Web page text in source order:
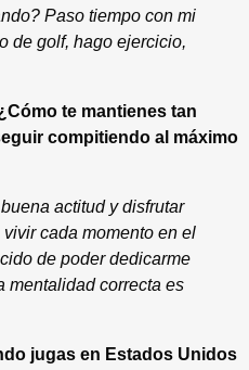
Paso tiempo con mi
de golf, hago ejercicio,
te mantienes tan
compitiendo al máximo
actitud y disfrutar
cada momento en el
de poder dedicarme
mentalidad correcta es
jugas en Estados Unidos